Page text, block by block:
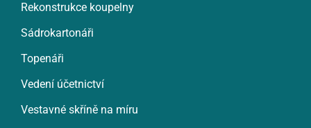
Rekonstrukce koupelny
Sádrokartonáři
Topenáři
Vedení účetnictví
Vestavné skříně na míru